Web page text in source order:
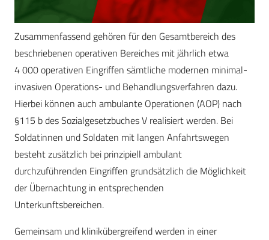
Zusammenfassend gehören für den Gesamtbereich des
beschriebenen operativen Bereiches mit jährlich etwa
4 000 operativen Eingriffen sämtliche modernen minimal-
invasiven Operations- und Behandlungsverfahren dazu.
Hierbei können auch ambulante Operationen (AOP) nach
§115 b des Sozialgesetzbuches V realisiert werden. Bei
Soldatinnen und Soldaten mit langen Anfahrtswegen
besteht zusätzlich bei prinzipiell ambulant
durchzuführenden Eingriffen grundsätzlich die Möglichkeit
der Übernachtung in entsprechenden
Unterkunftsbereichen.
Gemeinsam und klinikübergreifend werden in einer